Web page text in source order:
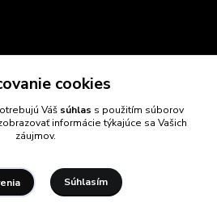
cookies
Váš súhlas s použitím súborov
informácie týkajúce sa Vašich
záujmov.
Súhlasím